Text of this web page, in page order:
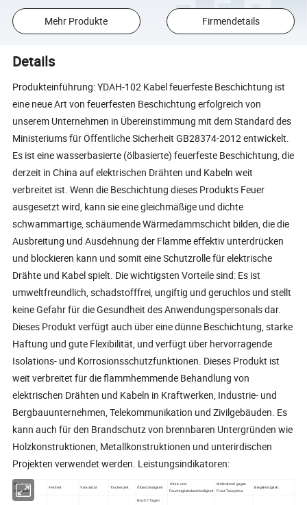
Mehr Produkte Firmendetails
Details
Produkteinführung: YDAH-102 Kabel feuerfeste Beschichtung ist
eine neue Art von feuerfesten Beschichtung erfolgreich von
unserem Unternehmen in Übereinstimmung mit dem Standard des
Ministeriums für Öffentliche Sicherheit GB28374-2012 entwickelt.
Es ist eine wasserbasierte (ölbasierte) feuerfeste Beschichtung, die
derzeit in China auf elektrischen Drähten und Kabeln weit
verbreitet ist. Wenn die Beschichtung dieses Produkts Feuer
ausgesetzt wird, kann sie eine gleichmäßige und dichte
schwammartige, schäumende Wärmedämmschicht bilden, die die
Ausbreitung und Ausdehnung der Flamme effektiv unterdrücken
und blockieren kann und somit eine Schutzrolle für elektrische
Drähte und Kabel spielt. Die wichtigsten Vorteile sind: Es ist
umweltfreundlich, schadstofffrei, ungiftig und geruchlos und stellt
keine Gefahr für die Gesundheit des Anwendungspersonals dar.
Dieses Produkt verfügt auch über eine dünne Beschichtung, starke
Haftung und gute Flexibilität, und verfügt über hervorragende
Isolations- und Korrosionsschutzfunktionen. Dieses Produkt ist
weit verbreitet für die flammhemmende Behandlung von
elektrischen Drähten und Kabeln in Kraftwerken, Industrie- und
Bergbauunternehmen, Telekommunikation und Zivilgebäuden. Es
kann auch für den Brandschutz von brennbaren Untergründen wie
Holzkonstruktionen, Metallkonstruktionen und unterirdischen
Projekten verwendet werden. Leistungsindikatoren:
Status im
Container
Feinheit Viskosität Trockenzeit Ölbeständigkeit
Hitze- und
Feuchtigkeitsbeständigkeit
Widerstand gegen
Frost-Tauzyklus
Biegefestigkeit
Nach 7 Tagen